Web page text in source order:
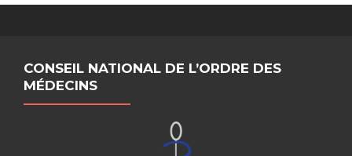
CONSEIL NATIONAL DE L’ORDRE DES
MÉDECINS